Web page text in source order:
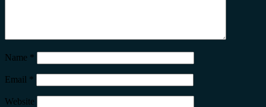
Name *
Email *
Website